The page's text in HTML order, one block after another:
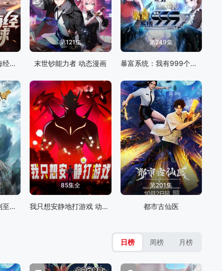
全民御兽：开局山海经，我横扫全球
第121集
末世钞能力者 动态漫画
第249集
暴富系统：我有999个新马甲 动态漫画
启运丹田：开局签到至尊丹田
85集全
我只想安静地打游戏 动态漫画
第201集
都市古仙医
日榜 周榜 月榜